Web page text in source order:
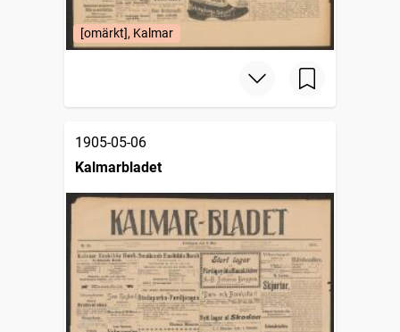
[omärkt], Kalmar
1905-05-06
Kalmarbladet